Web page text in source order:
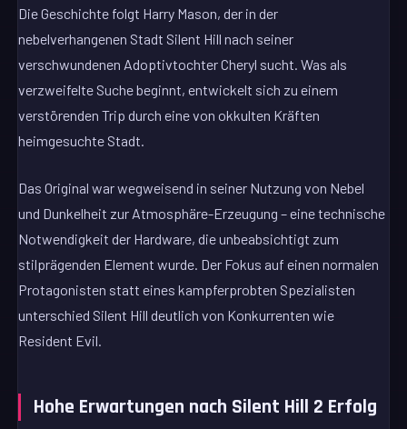
Die Geschichte folgt Harry Mason, der in der
nebelverhangenen Stadt Silent Hill nach seiner
verschwundenen Adoptivtochter Cheryl sucht. Was als
verzweifelte Suche beginnt, entwickelt sich zu einem
verstörenden Trip durch eine von okkulten Kräften
heimgesuchte Stadt.
Das Original war wegweisend in seiner Nutzung von Nebel
und Dunkelheit zur Atmosphäre-Erzeugung – eine technische
Notwendigkeit der Hardware, die unbeabsichtigt zum
stilprägenden Element wurde. Der Fokus auf einen normalen
Protagonisten statt eines kampferprobten Spezialisten
unterschied Silent Hill deutlich von Konkurrenten wie
Resident Evil.
Hohe Erwartungen nach Silent Hill 2 Erfolg